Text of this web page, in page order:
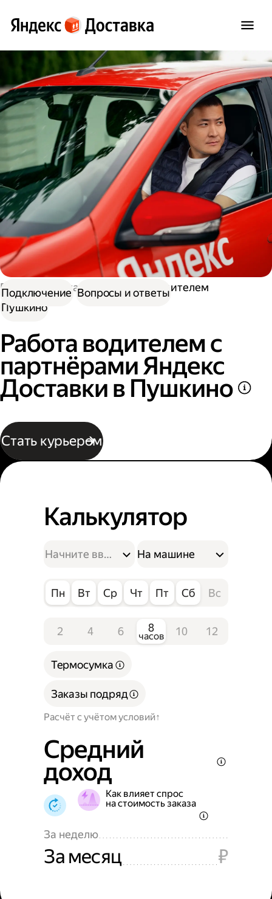
Работа в Доставке
Работа водителем
Пушкино
Работа водителем с
партнёрами Яндекс
Доставки в Пушкино
Стать курьером
Подключение Вопросы и ответы
Калькулятор
На машине
Пн Вт Ср Чт Пт Сб Вс
2 4 6 8
часов 10 12
Расчёт с учётом условий
Термосумка
Заказы подряд
Средний
доход
Как влияет спрос
на стоимость заказа
За неделю
За месяц ₽